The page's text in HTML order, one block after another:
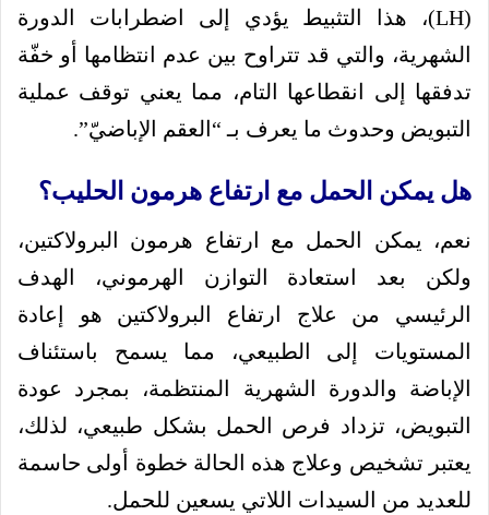
(LH)، هذا التثبيط يؤدي إلى اضطرابات الدورة
الشهرية، والتي قد تتراوح بين عدم انتظامها أو خفّة
تدفقها إلى انقطاعها التام، مما يعني توقف عملية
التبويض وحدوث ما يعرف بـ “العقم الإباضيّ”.
هل يمكن الحمل مع ارتفاع هرمون الحليب؟
نعم، يمكن الحمل مع ارتفاع هرمون البرولاكتين،
ولكن بعد استعادة التوازن الهرموني، الهدف
الرئيسي من علاج ارتفاع البرولاكتين هو إعادة
المستويات إلى الطبيعي، مما يسمح باستئناف
الإباضة والدورة الشهرية المنتظمة، بمجرد عودة
التبويض، تزداد فرص الحمل بشكل طبيعي، لذلك،
يعتبر تشخيص وعلاج هذه الحالة خطوة أولى حاسمة
للعديد من السيدات اللاتي يسعين للحمل.